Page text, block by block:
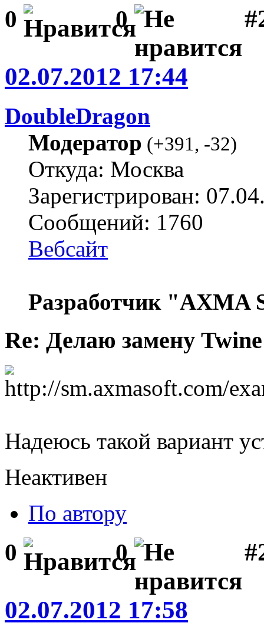
0 0
02.07.2012 17:44
DoubleDragon
Модератор (+391, -32)
Откуда: Москва
Зарегистрирован:
Сообщений: 1760
Вебсайт
Разработчик "AXMA
Re: Делаю замену
Надеюсь такой вариант
Неактивен
По автору
0 0
02.07.2012 17:58